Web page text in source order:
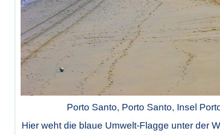
Porto Santo, Porto Santo, Insel
Hier weht die blaue Umwelt-Flagge unter der